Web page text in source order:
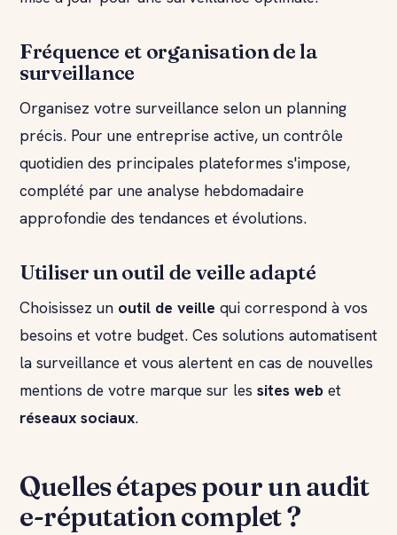
Fréquence et organisation de la
surveillance
Organisez votre surveillance selon un planning
précis. Pour une entreprise active, un contrôle
quotidien des principales plateformes s'impose,
complété par une analyse hebdomadaire
approfondie des tendances et évolutions.
Utiliser un outil de veille adapté
Choisissez un outil de veille qui correspond à vos
besoins et votre budget. Ces solutions automatisent
la surveillance et vous alertent en cas de nouvelles
mentions de votre marque sur les sites web et
réseaux sociaux.
Quelles étapes pour un audit
e-réputation complet ?